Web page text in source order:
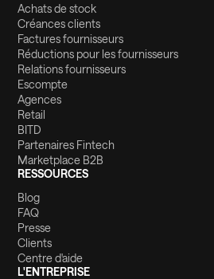
Achats de stock
Créances clients
Factures fournisseurs
Réductions pour les fournisseurs
Relations fournisseurs
Escompte
Agences
Retail
BITD
Partenaires Fintech
Marketplace B2B
RESSOURCES
Blog
FAQ
Presse
Clients
Centre d'aide
L'ENTREPRISE